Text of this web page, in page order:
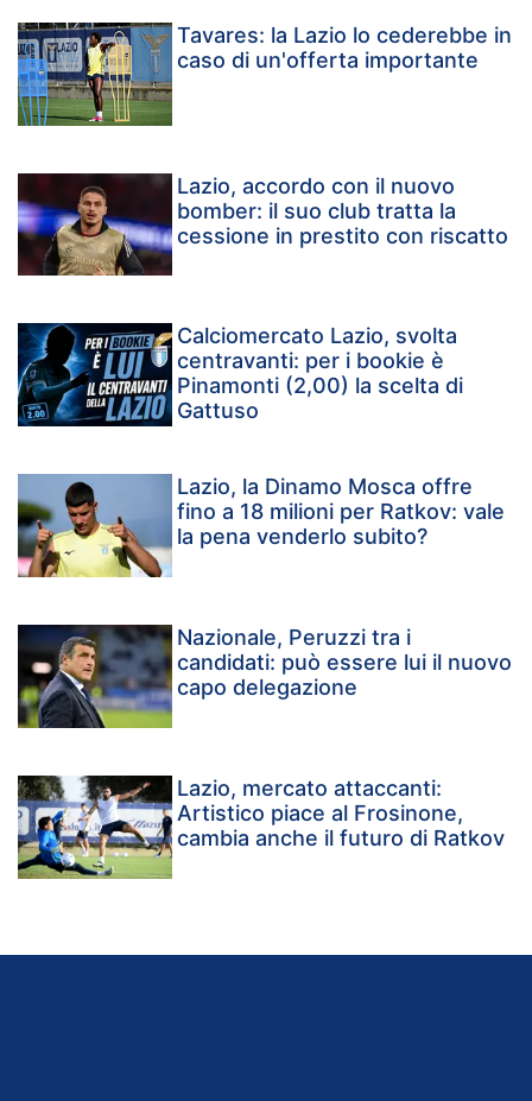
Tavares: la Lazio lo cederebbe in
caso di un'offerta importante
Lazio, accordo con il nuovo
bomber: il suo club tratta la
cessione in prestito con riscatto
Calciomercato Lazio, svolta
centravanti: per i bookie è
Pinamonti (2,00) la scelta di
Gattuso
Lazio, la Dinamo Mosca offre
fino a 18 milioni per Ratkov: vale
la pena venderlo subito?
Nazionale, Peruzzi tra i
candidati: può essere lui il nuovo
capo delegazione
Lazio, mercato attaccanti:
Artistico piace al Frosinone,
cambia anche il futuro di Ratkov